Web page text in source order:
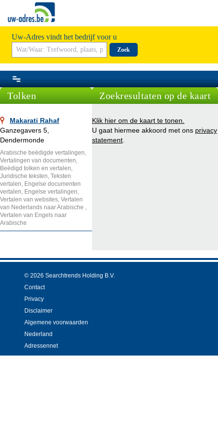
Uw-Adres vindt het bedrijf voor u
Zoek
Tolken
Makarati Rahaf
Ganzegavers 5,
Dendermonde
Arabische beëdigde vertalingen,
Vertalingen van documenten,
Beëdigd tolken en vertalen,
Juridische teksten, Teksten
vertalen, Engelse documenten
vertalen, Engelse vertalingen,
Vertalen van websites, Vertalen
van Nederlands naar Arabische ,
Vertalen van Engels naar
Arabische
Zoekresultaten op de kaart
Klik hier om de kaart te tonen.
U gaat hiermee akkoord met ons privacy
statement
© 2026 Searchtrends Holding B.V.
Contact
Privacy
Disclaimer
Algemene voorwaarden
Nederland
Adressennet